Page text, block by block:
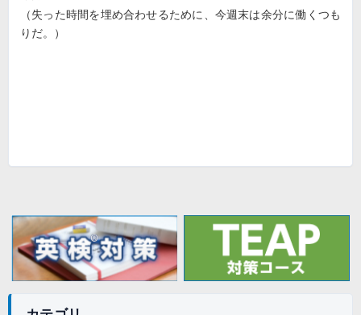
（失った時間を埋め合わせるために、今週末は余分に働くつも
りだ。）